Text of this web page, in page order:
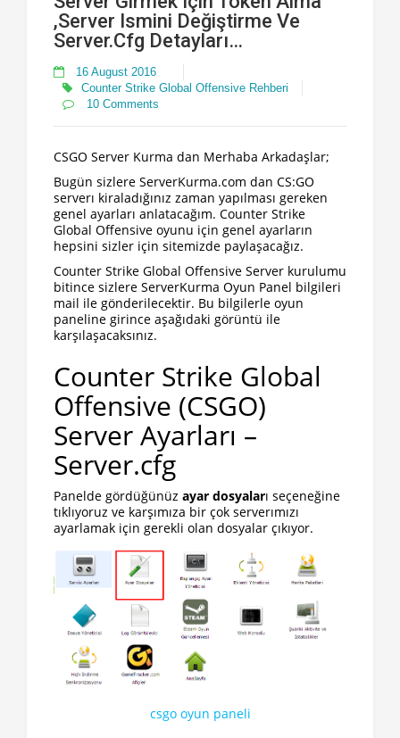
,Server Ismini Değiştirme Ve
Server.cfg Detayları…
16 August 2016
Counter Strike Global Offensive Rehberi
10 Comments
CSGO Server Kurma dan Merhaba Arkadaşlar;
Bugün sizlere ServerKurma.com dan CS:GO
serverı kiraladığınız zaman yapılması gereken
genel ayarları anlatacağım. Counter Strike
Global Offensive oyunu için genel ayarların
hepsini sizler için sitemizde paylaşacağız.
Counter Strike Global Offensive Server kurulumu
bitince sizlere ServerKurma Oyun Panel bilgileri
mail ile gönderilecektir. Bu bilgilerle oyun
paneline girince aşağıdaki görüntü ile
karşılaşacaksınız.
Counter Strike Global
Offensive (CSGO)
Server Ayarları –
Server.cfg
Panelde gördüğünüz ayar dosyaları seçeneğine
tıklıyoruz ve karşımıza bir çok serverımızı
ayarlamak için gerekli olan dosyalar çıkıyor.
csgo oyun paneli